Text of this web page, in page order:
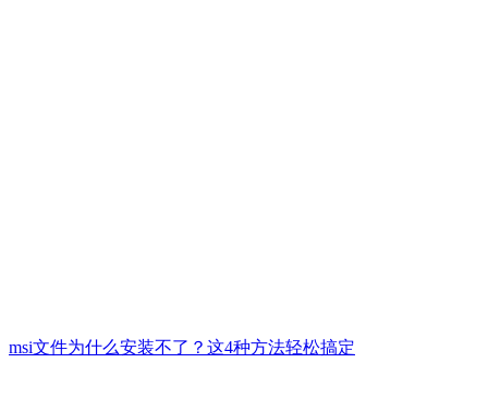
msi文件为什么安装不了？这4种方法轻松搞定